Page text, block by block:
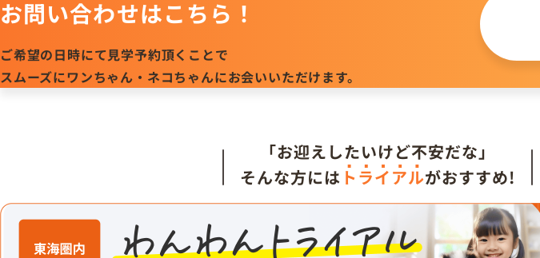
お問い合わせはこちら！
ご希望の日時にて見学予約頂くことで
スムーズにワンちゃん・ネコちゃんにお会いいただけます。
「お迎えしたいけど不安だな」
そんな方には トライアルがおすすめ!